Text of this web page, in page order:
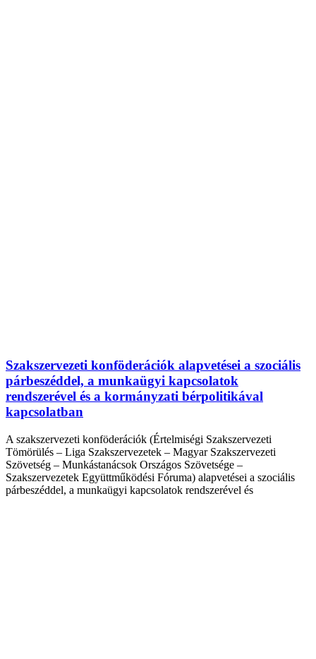
Szakszervezeti konföderációk alapvetései a szociális
párbeszéddel, a munkaügyi kapcsolatok
rendszerével és a kormányzati bérpolitikával
kapcsolatban
A szakszervezeti konföderációk (Értelmiségi Szakszervezeti
Tömörülés – Liga Szakszervezetek – Magyar Szakszervezeti
Szövetség – Munkástanácsok Országos Szövetsége –
Szakszervezetek Együttműködési Fóruma) alapvetései a szociális
párbeszéddel, a munkaügyi kapcsolatok rendszerével és